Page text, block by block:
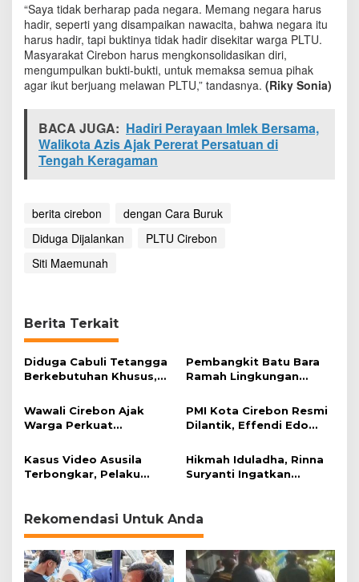
k
“Saya tidak berharap pada negara. Memang negara harus
hadir, seperti yang disampaikan nawacita, bahwa negara itu
harus hadir, tapi buktinya tidak hadir disekitar warga PLTU.
Masyarakat Cirebon harus mengkonsolidasikan diri,
mengumpulkan bukti-bukti, untuk memaksa semua pihak
agar ikut berjuang melawan PLTU,” tandasnya. (Riky Sonia)
BACA JUGA: Hadiri Perayaan Imlek Bersama,
Walikota Azis Ajak Pererat Persatuan di
Tengah Keragaman
berita cirebon
dengan Cara Buruk
Diduga Dijalankan
PLTU Cirebon
Siti Maemunah
Berita Terkait
Diduga Cabuli Tetangga
Berkebutuhan Khusus,
Pembangkit Batu Bara
Ramah Lingkungan
Industri Kelistrikan
Wawali Cirebon Ajak
Warga Perkuat
Momentum Harjad ke-
599
PMI Kota Cirebon Resmi
Dilantik, Effendi Edo
Bencana
Kasus Video Asusila
Terbongkar, Pelaku
Hikmah Iduladha, Rinna
Suryanti Ingatkan
Rekomendasi Untuk Anda